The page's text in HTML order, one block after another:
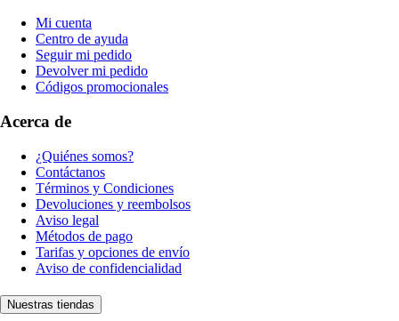
Mi cuenta
Centro de ayuda
Seguir mi pedido
Devolver mi pedido
Códigos promocionales
Acerca de
¿Quiénes somos?
Contáctanos
Términos y Condiciones
Devoluciones y reembolsos
Aviso legal
Métodos de pago
Tarifas y opciones de envío
Aviso de confidencialidad
Nuestras tiendas